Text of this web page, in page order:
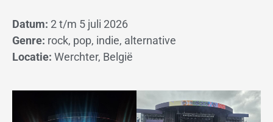
Datum: 2 t/m 5 juli 2026
Genre: rock, pop, indie, alternative
Locatie: Werchter, België